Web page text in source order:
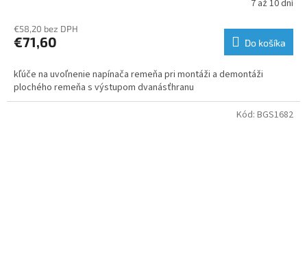
7 až 10 dní
€58,20 bez DPH
€71,60 Do košíka
kľúče na uvoľnenie napínača remeňa pri montáži a demontáži
plochého remeňa s výstupom dvanásťhranu
Kód: BGS1682